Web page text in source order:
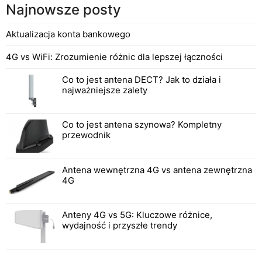
Najnowsze posty
Aktualizacja konta bankowego
4G vs WiFi: Zrozumienie różnic dla lepszej łączności
Co to jest antena DECT? Jak to działa i
najważniejsze zalety
Co to jest antena szynowa? Kompletny
przewodnik
Antena wewnętrzna 4G vs antena zewnętrzna
4G
Anteny 4G vs 5G: Kluczowe różnice,
wydajność i przyszłe trendy